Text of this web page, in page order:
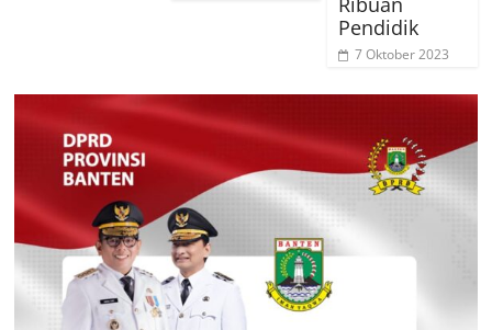
Pendidik
7 Oktober 2023